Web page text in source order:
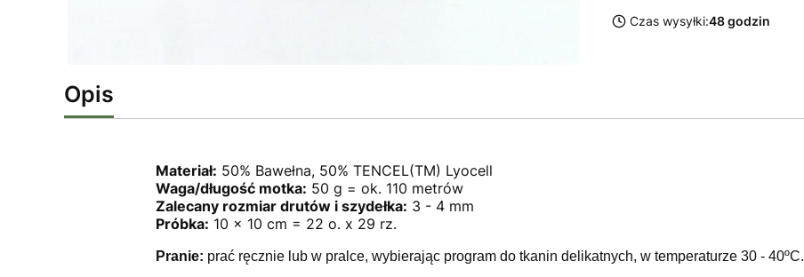
Czas wysyłki:48 godzin
Opis
Materiał: 50% Bawełna, 50% TENCEL(TM) Lyocell
Waga/długość motka: 50 g = ok. 110 metrów
Zalecany rozmiar drutów i szydełka: 3 - 4 mm
Próbka: 10 x 10 cm = 22 o. x 29 rz.
Pranie: prać ręcznie lub w pralce, wybierając program do tkanin delikatnych, w temperaturze 30 - 40ºC.